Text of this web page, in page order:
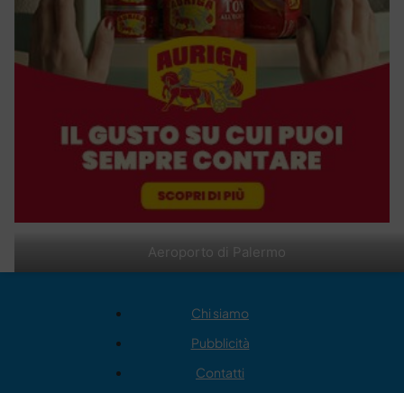
Aeroporto di Palermo
Chi siamo
Pubblicità
Contatti